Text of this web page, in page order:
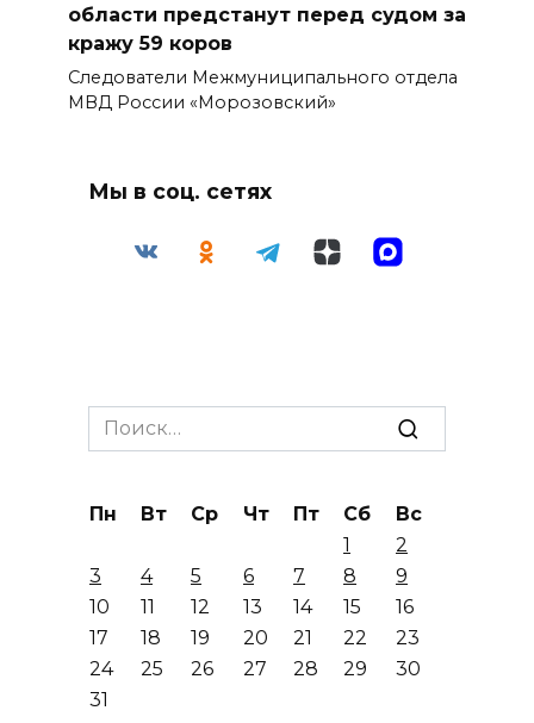
области предстанут перед судом за
кражу 59 коров
Следователи Межмуниципального отдела
МВД России «Морозовский»
Мы в соц. сетях
Search
for:
Пн Вт Ср Чт Пт Сб
Вс
1
2
3
4 5 6 7 8
9
10
11 12 13 14 15
16
17
18 19 20 21 22
23
24
25 26 27 28 29
30
31